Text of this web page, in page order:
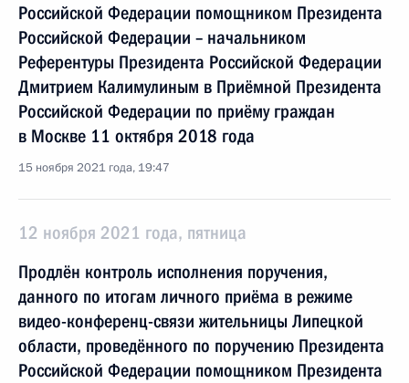
Российской Федерации помощником Президента
Российской Федерации – начальником
Референтуры Президента Российской Федерации
Дмитрием Калимулиным в Приёмной Президента
Российской Федерации по приёму граждан
в Москве 11 октября 2018 года
15 ноября 2021 года, 19:47
12 ноября 2021 года, пятница
Продлён контроль исполнения поручения,
данного по итогам личного приёма в режиме
видео-конференц-связи жительницы Липецкой
области, проведённого по поручению Президента
Российской Федерации помощником Президента